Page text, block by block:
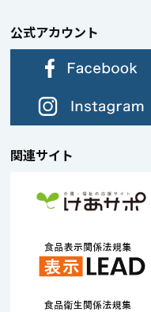
公式アカウント
関連サイト